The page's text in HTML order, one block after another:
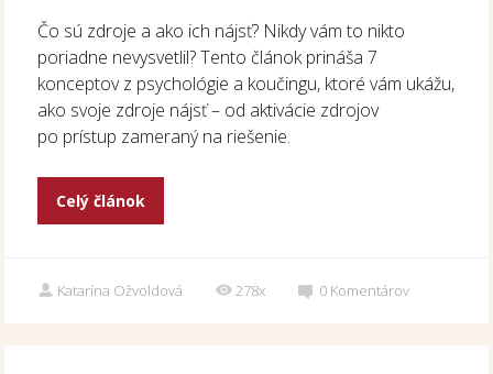
Čo sú zdroje a ako ich nájsť? Nikdy vám to nikto
poriadne nevysvetlil? Tento článok prináša 7
konceptov z psychológie a koučingu, ktoré vám ukážu,
ako svoje zdroje nájsť – od aktivácie zdrojov
po prístup zameraný na riešenie.
Celý článok
Katarína Ožvoldová 278x 0 Komentárov